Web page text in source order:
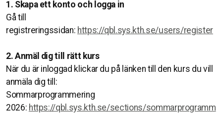
1. Skapa ett konto och logga in
Gå till
registreringssidan: https://qbl.sys.kth.se/users/register
2. Anmäl dig till rätt kurs
När du är inloggad klickar du på länken till den kurs du vill
anmäla dig till:
Sommarprogrammering
2026: https://qbl.sys.kth.se/sections/sommarprogramm